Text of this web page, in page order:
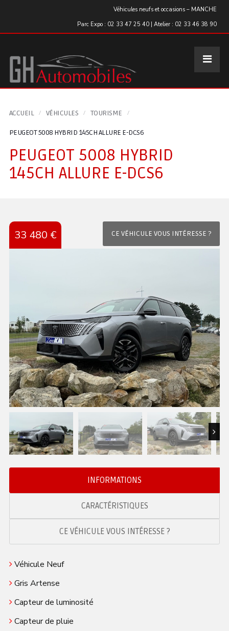
Véhicules neufs et occasions – MANCHE
Parc Expo : 02 33 47 25 40 | Atelier : 02 33 46 38 90
ACCUEIL VÉHICULES TOURISME
PEUGEOT 5008 HYBRID 145CH ALLURE E-DCS6
PEUGEOT 5008 HYBRID
145CH ALLURE E-DCS6
33 480 € CE VÉHICULE VOUS INTÉRESSE ?
Next
INFORMATIONS
CARACTÉRISTIQUES
CE VÉHICULE VOUS INTÉRESSE ?
Véhicule Neuf
Gris Artense
Capteur de luminosité
Capteur de pluie
Panneau de gestion des cookies